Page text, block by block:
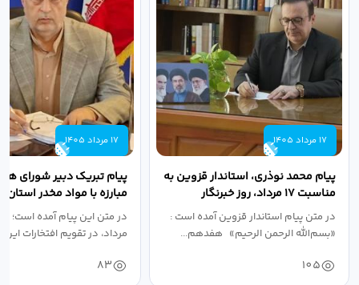
17 مرداد 1405
پیام محمد نوذری، استاندار قزوین به
مناسبت ۱۷ مرداد، روز خبرنگار
در متن پیام استاندار قزوین آمده است :
«بسم‌الله الرحمن الرحیم» هفدهم...
105
17 مرداد 1405
پیام تبریک دبیر شورای
مبارزه با مواد مخدر استان
مناسبت روز خبرنگار...
در متن این پیام آمده
مرداد، در تقویم افتخارات
83